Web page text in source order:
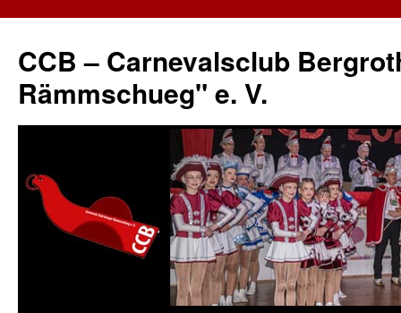
CCB – Carnevalsclub
Rämmschueg" e. V.